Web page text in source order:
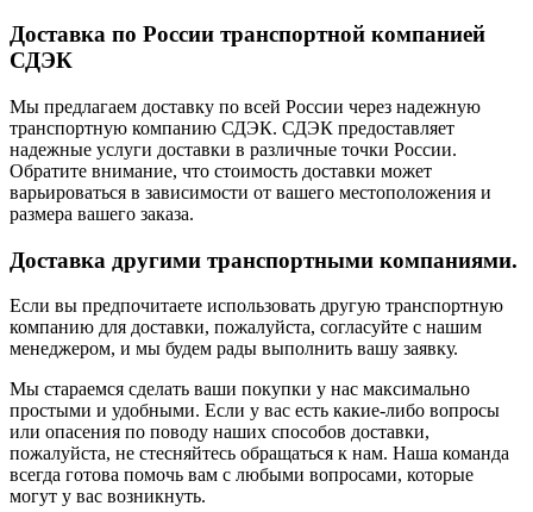
Доставка по России транспортной компанией
СДЭК
Мы предлагаем доставку по всей России через надежную
транспортную компанию СДЭК. СДЭК предоставляет
надежные услуги доставки в различные точки России.
Обратите внимание, что стоимость доставки может
варьироваться в зависимости от вашего местоположения и
размера вашего заказа.
Доставка другими транспортными компаниями.
Если вы предпочитаете использовать другую транспортную
компанию для доставки, пожалуйста, согласуйте с нашим
менеджером, и мы будем рады выполнить вашу заявку.
Мы стараемся сделать ваши покупки у нас максимально
простыми и удобными. Если у вас есть какие-либо вопросы
или опасения по поводу наших способов доставки,
пожалуйста, не стесняйтесь обращаться к нам. Наша команда
всегда готова помочь вам с любыми вопросами, которые
могут у вас возникнуть.